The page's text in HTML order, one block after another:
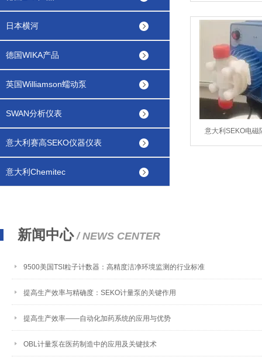
日本横河
德国WIKA产品
英国Williamson蠕动泵
SWAN分析仪表
意大利赛高SEKO仪器仪表
意大利Chemitec
意大利SEKO电磁
新闻中心/ NEWS CENTER
9500美国TSI粒子计数器：高精度洁净环境监测的行业标准
提高生产效率与精确度：SEKO计量泵的关键作用
提高生产效率——自动化加药系统的应用与优势
OBL计量泵在医药制造中的应用及关键技术